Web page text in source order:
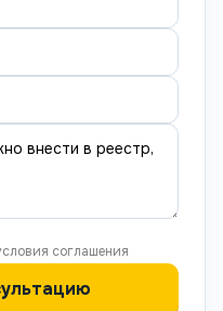
соглашения